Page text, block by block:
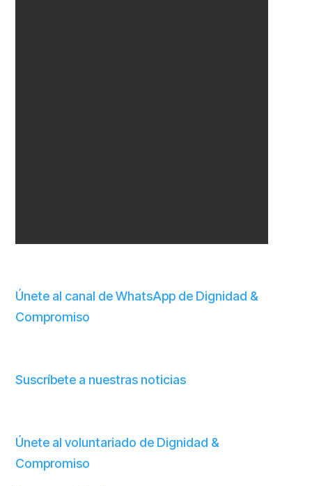
Únete al canal de WhatsApp de Dignidad &
Compromiso
Suscríbete a nuestras noticias
Únete al voluntariado de Dignidad &
Compromiso